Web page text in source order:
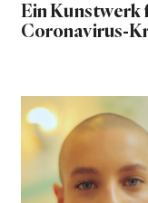
Ein Kunstwerk
Coronavirus-